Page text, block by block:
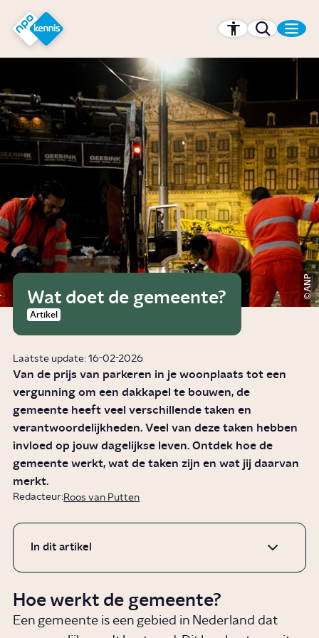
Hét kennisplatform van de NPO
ANP
Wat doet de gemeente?
Artikel
Laatste update: 16-02-2026
Van de prijs van parkeren in je woonplaats tot een
vergunning om een dakkapel te bouwen, de
gemeente heeft veel verschillende taken en
verantwoordelijkheden. Veel van deze taken hebben
invloed op jouw dagelijkse leven. Ontdek hoe de
gemeente werkt, wat de taken zijn en wat jij daarvan
merkt.
Redacteur:Roos van Putten
In dit artikel
Hoe werkt de gemeente?
Een gemeente is een gebied in Nederland dat